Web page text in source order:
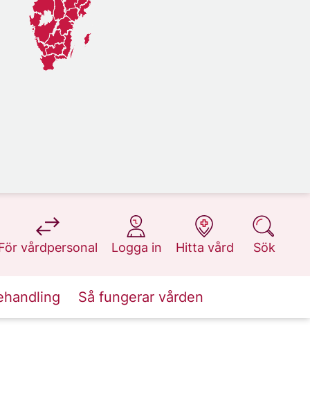
vårdpersonal
på 1177.se
Logga in
på 1177.se
Hitta vård
på 1177.se
Sök
på 1177.se
Så fungerar vården